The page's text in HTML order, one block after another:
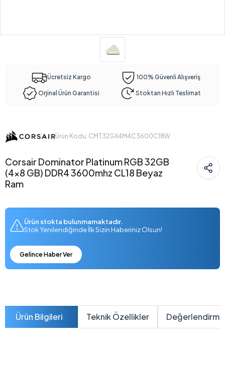
Ücretsiz Kargo 100% Güvenli Alışveriş
Orjinal Ürün Garantisi Stoktan Hızlı Teslimat
Ürün Kodu: CMT32GX4M4C3600C18W
Corsair Dominator Platinum RGB 32GB
(4x8 GB) DDR4 3600mhz CL18 Beyaz
Ram
Ürün stokta bulunmamaktadır.
Stok Yenilendiğinde İlk Sizin Haberiniz Olsun!
Gelince Haber Ver
Ürün Bilgileri Teknik Özellikler